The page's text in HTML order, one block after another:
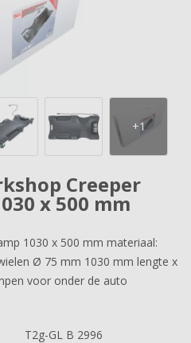
Creeper
x 500 mm
1030 x 500 mm materiaal:
Ø 75 mm 1030 mm lengte x
voor onder de auto
T2g-GL B 2996